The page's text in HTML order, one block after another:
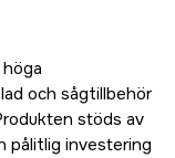
och sågtillbehör
stöds av
pålitlig investering